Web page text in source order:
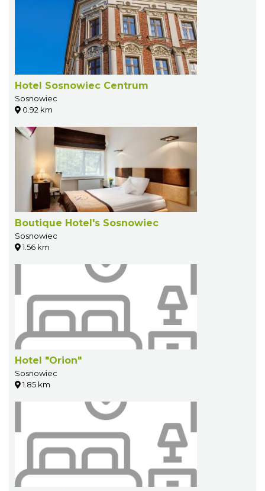
Hotel Sosnowiec Centrum
Sosnowiec
0.92 km
Boutique Hotel's Sosnowiec
Sosnowiec
1.56 km
Hotel "Orion"
Sosnowiec
1.85 km